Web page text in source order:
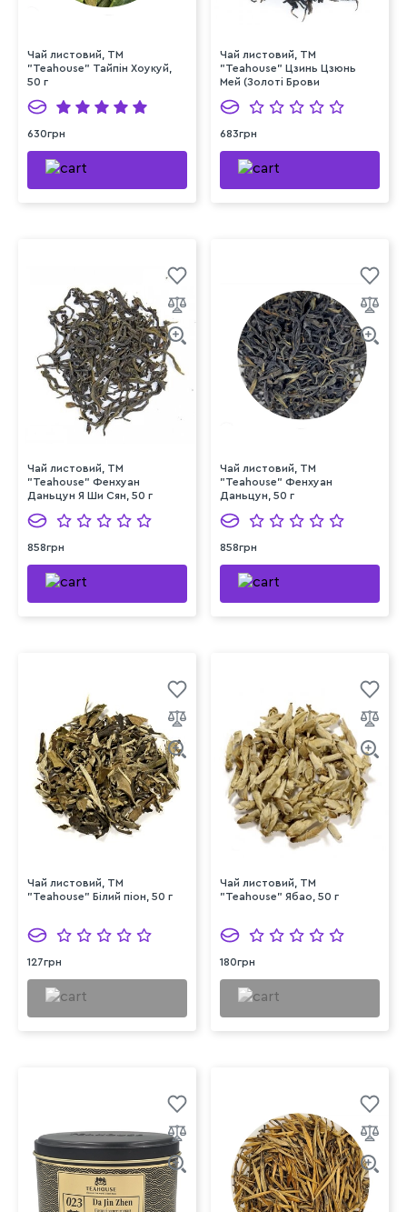
Чай листовий, ТМ
"Teahouse" Тайпін Хоукуй,
50 г
630грн
Чай листовий, ТМ
"Teahouse" Цзинь Цзюнь
Мей (Золоті Брови
683грн
Чай листовий, ТМ
"Teahouse" Фенхуан
Даньцун Я Ши Сян, 50 г
858грн
Чай листовий, ТМ
"Teahouse" Фенхуан
Даньцун, 50 г
858грн
Чай листовий, ТМ
"Teahouse" Білий піон, 50 г
127грн
Чай листовий, ТМ
"Teahouse" Ябао, 50 г
180грн